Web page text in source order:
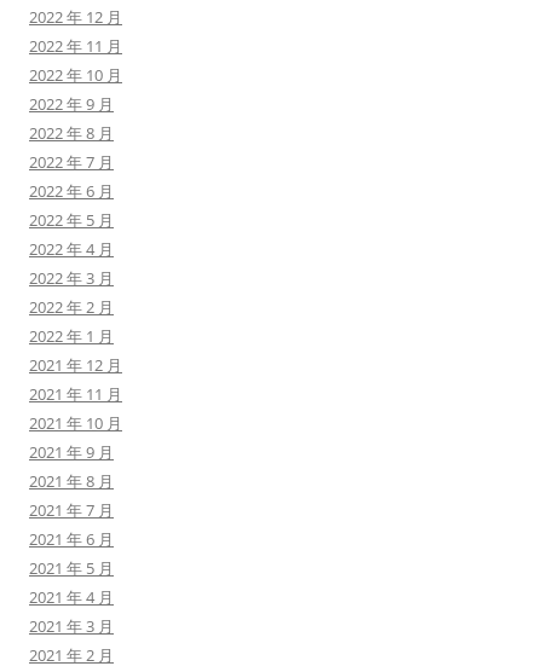
2022 年 12 月
2022 年 11 月
2022 年 10 月
2022 年 9 月
2022 年 8 月
2022 年 7 月
2022 年 6 月
2022 年 5 月
2022 年 4 月
2022 年 3 月
2022 年 2 月
2022 年 1 月
2021 年 12 月
2021 年 11 月
2021 年 10 月
2021 年 9 月
2021 年 8 月
2021 年 7 月
2021 年 6 月
2021 年 5 月
2021 年 4 月
2021 年 3 月
2021 年 2 月